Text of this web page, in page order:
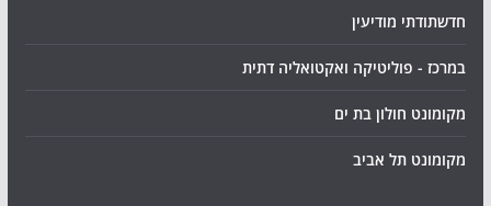
חדשתודתי מודיעין
במרכז - פוליטיקה ואקטואליה דתית
מקומונט חולון בת ים
מקומונט תל אביב